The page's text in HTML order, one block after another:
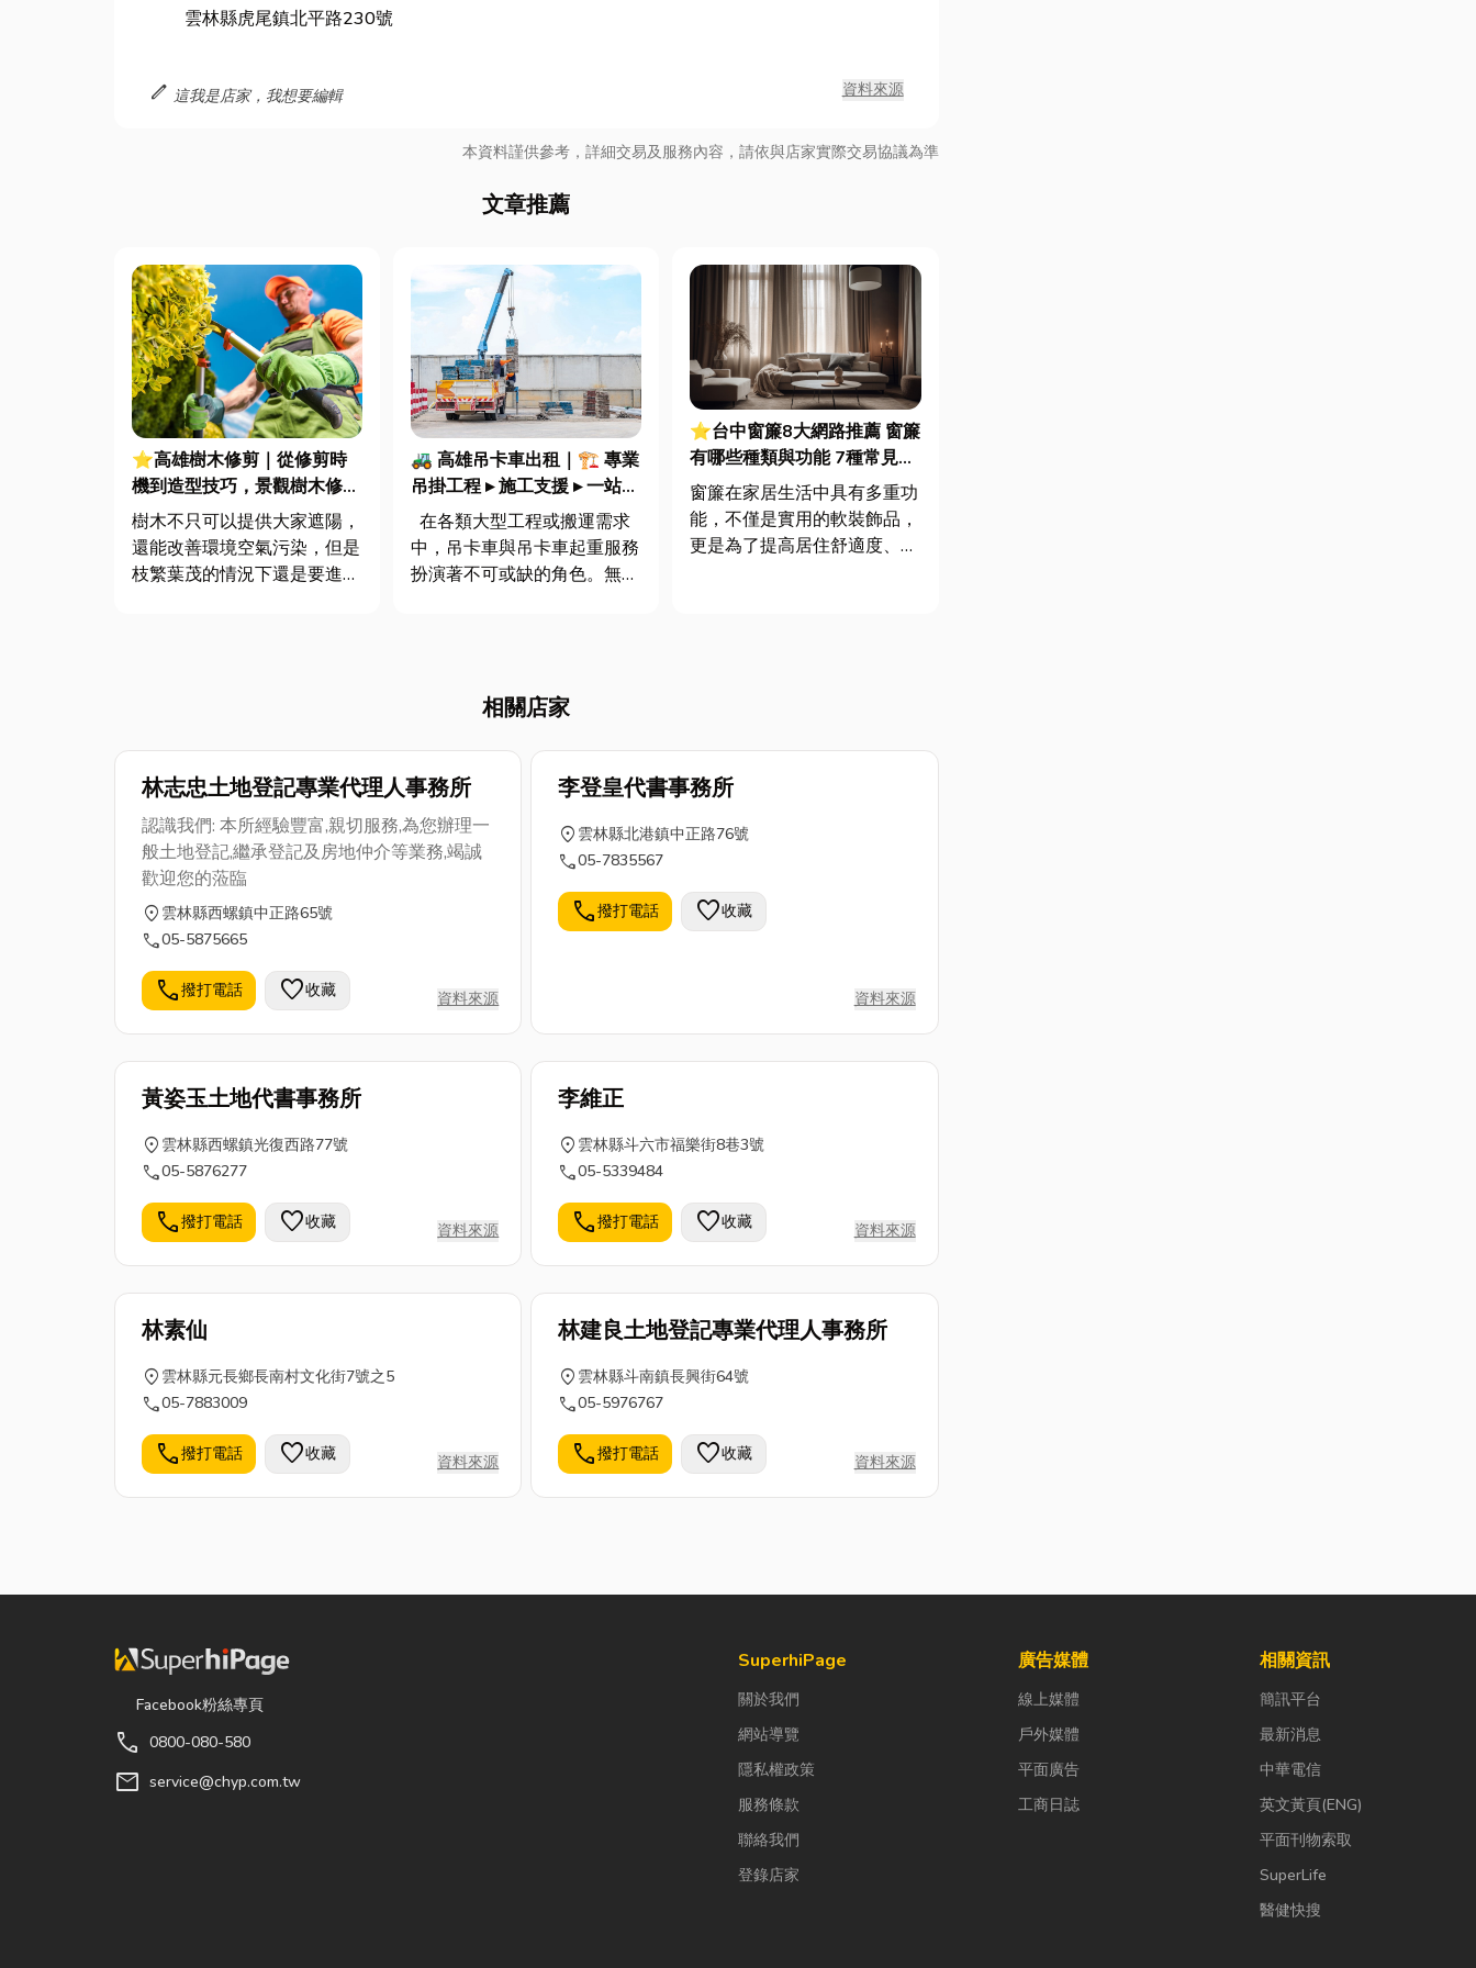
雲林縣虎尾鎮北平路230號
edit 這我是店家，我想要編輯 資料來源
本資料謹供參考，詳細交易及服務內容，請依與店家實際交易協議為準
文章推薦
⭐高雄樹木修剪｜從修剪時
機到造型技巧，景觀樹木修剪
指南一次掌握
樹木不只可以提供大家遮陽，
還能改善環境空氣污染，但是
枝繁葉茂的情況下還是要進行
末還會...
🚜 高雄吊卡車出租｜🏗️ 專業
吊掛工程 ▸ 施工支援 ▸ 一站式
起重服務 🌟
在各類大型工程或搬運需求
中，吊卡車與吊卡車起重服務
扮演著不可或缺的角色。無論
率。吊卡車出租服務，能提供
種作...
⭐台中窗簾8大網路推薦 窗簾
有哪些種類與功能 7種常見窗
簾的特色與功能說明
窗簾在家居生活中具有多重功
能，不僅是實用的軟裝飾品，
更是為了提高居住舒適度、滿
相關店家
林志忠土地登記專業代理人事務所
認識我們: 本所經驗豐富,親切服務,為您辦理一
般土地登記,繼承登記及房地仲介等業務,竭誠
歡迎您的蒞臨
location_on 雲林縣西螺鎮中正路65號
call05-5875665
call撥打電話 favorite收藏 資料來源
李登皇代書事務所
location_on 雲林縣北港鎮中正路76號
call05-7835567
call撥打電話 favorite收藏
資料來源
黃姿玉土地代書事務所
location_on 雲林縣西螺鎮光復西路77號
call05-5876277
call撥打電話 favorite收藏 資料來源
李維正
location_on 雲林縣斗六市福樂街8巷3號
call05-5339484
call撥打電話 favorite收藏 資料來源
林素仙
location_on 雲林縣元長鄉長南村文化街7號之5
call05-7883009
call撥打電話 favorite收藏 資料來源
林建良土地登記專業代理人事務所
location_on 雲林縣斗南鎮長興街64號
call05-5976767
call撥打電話 favorite收藏 資料來源
Facebook粉絲專頁
call 0800-080-580
mail service@chyp.com.tw
SuperhiPage
關於我們
網站導覽
隱私權政策
服務條款
聯絡我們
登錄店家
廣告媒體
線上媒體
戶外媒體
平面廣告
工商日誌
相關資訊
簡訊平台
最新消息
中華電信
英文黃頁(ENG)
平面刊物索取
SuperLife
醫健快搜